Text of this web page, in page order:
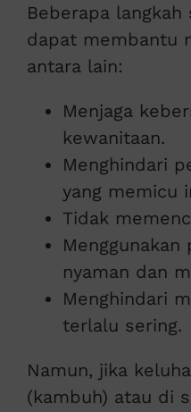
Beberapa langkah
dapat membantu
antara lain:
Menjaga
kewanitaan.
Menghindari
yang memicu
Tidak
Menggunakan
nyaman dan
Menghindari
terlalu sering.
Namun, jika
(kambuh) atau di